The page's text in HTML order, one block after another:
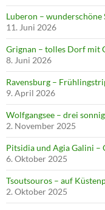
Luberon – wunderschöne
11. Juni 2026
Grignan – tolles Dorf mit
8. Juni 2026
Ravensburg –
9. April 2026
Wolfgangsee – drei
2. November 2025
Pitsidia und Agia Galini
6. Oktober 2025
Tsoutsouros – auf
2. Oktober 2025